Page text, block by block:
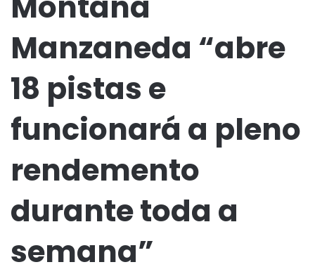
Manzaneda “abre
18 pistas e
funcionará a pleno
rendemento
durante toda a
semana”